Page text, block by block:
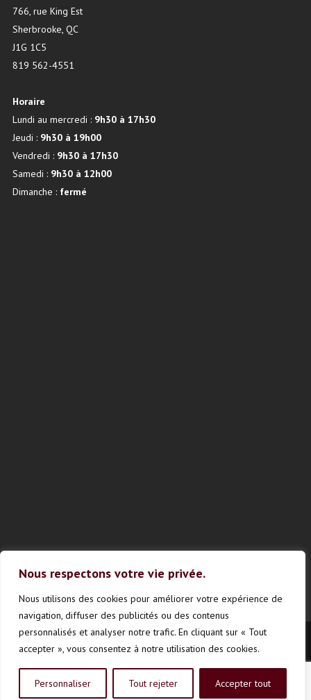
Nous respectons votre vie privée.
Nous utilisons des cookies pour améliorer votre expérience de
navigation, diffuser des publicités ou des contenus
personnalisés et analyser notre trafic. En cliquant sur « Tout
accepter », vous consentez à notre utilisation des cookies.
Personnaliser Tout rejeter Accepter tout
766, rue King Est
Sherbrooke, QC
J1G 1C5
819 562-4551
Horaire
Lundi au mercredi : 9h30 à 17h30
Jeudi : 9h30 à 19h00
Vendredi : 9h30 à 17h30
Samedi : 9h30 à 12h00
Dimanche : fermé
Vinestrie © Touts droits réservés